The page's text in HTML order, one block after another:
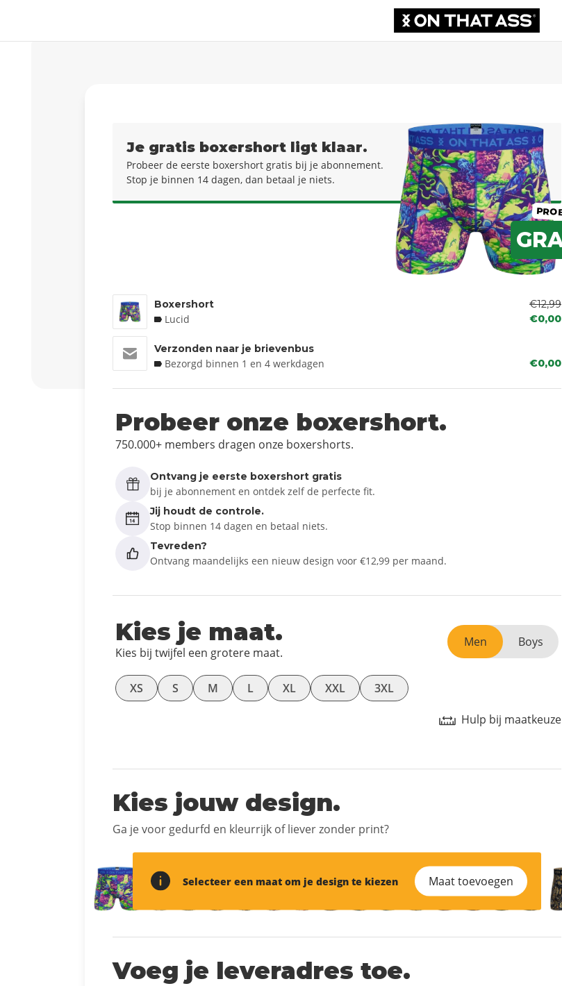
Je gratis boxershort ligt klaar.
Probeer de eerste boxershort gratis bij je abonnement.
Stop je binnen 14 dagen, dan betaal je niets.
Boxershort
Lucid
€12,99
€0,00
Verzonden naar je brievenbus
Bezorgd binnen 1 en 4 werkdagen €0,00
Probeer onze boxershort.
750.000+ members dragen onze boxershorts.
Ontvang je eerste boxershort gratis
bij je abonnement en ontdek zelf de perfecte fit.
Jij houdt de controle.
Stop binnen 14 dagen en betaal niets.
Tevreden?
Ontvang maandelijks een nieuw design voor €12,99 per maand.
Kies je maat.
Kies bij twijfel een grotere maat.
Men Boys
XS S M L XL XXL 3XL
Hulp bij maatkeuze
Kies jouw design.
Ga je voor gedurfd en kleurrijk of liever zonder print?
Selecteer een maat om je design te kiezen Maat toevoegen
Voeg je leveradres toe.